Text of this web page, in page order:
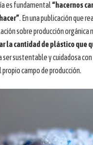
es fundamental “hacernos
. En una publicación que
sobre producción orgánica
la cantidad de plástico que
ser sustentable y cuidadosa
campo de producción.